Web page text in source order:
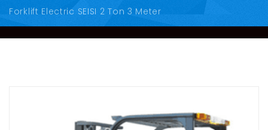
Forklift Electric SEISI 2 Ton 3 Meter